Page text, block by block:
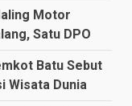
Motor
Satu DPO
Batu Sebut
Wisata Dunia